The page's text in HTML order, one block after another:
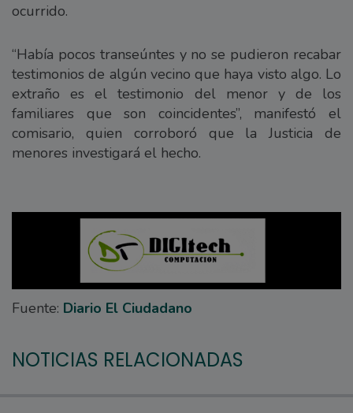
ocurrido.
“Había pocos transeúntes y no se pudieron recabar
testimonios de algún vecino que haya visto algo. Lo
extraño es el testimonio del menor y de los
familiares que son coincidentes”, manifestó el
comisario, quien corroboró que la Justicia de
menores investigará el hecho.
Fuente: Diario El Ciudadano
NOTICIAS RELACIONADAS